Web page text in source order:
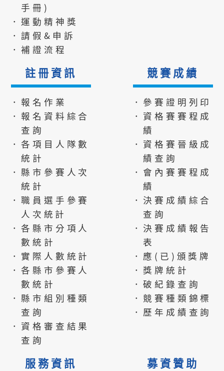
手冊)
．運動精神獎
．請假&申訴
．補證流程
註冊資訊
．報名作業
．報名資料綜合
查詢
．各項目人隊數
統計
．縣市參賽人次
統計
．職員選手參賽
人次統計
．各縣市分項人
數統計
．實際人數統計
．各縣市參賽人
數統計
．縣市組別種類
查詢
．資格審查結果
查詢
競賽成績
．參賽證明列印
．資格賽賽程成
績
．資格賽晉級成
績查詢
．會內賽賽程成
績
．決賽成績綜合
查詢
．決賽成績報告
表
．應(已)頒獎牌
．獎牌統計
．破紀錄查詢
．競賽種類錦標
．歷年成績查詢
服務資訊 募資贊助